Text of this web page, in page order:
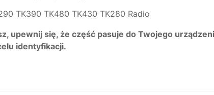
TK390 TK480 TK430 TK280 Radio
upewnij się, że część pasuje do Twojego
identyfikacji.